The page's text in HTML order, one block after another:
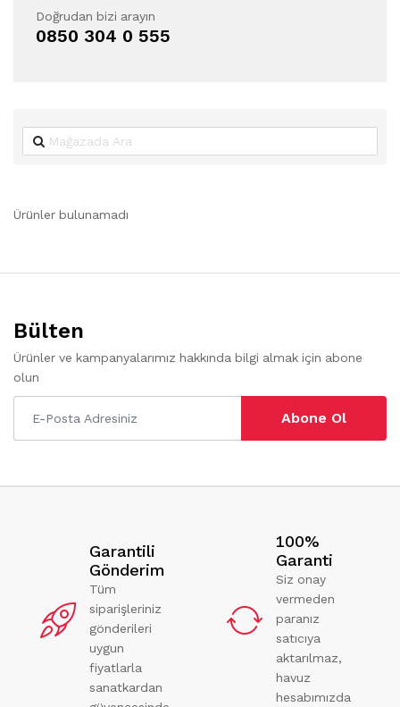
Doğrudan bizi arayın
0850 304 0 555
Ürünler bulunamadı
Bülten
Ürünler ve kampanyalarımız hakkında bilgi almak için abone
olun
Abone Ol
Garantili
Gönderim
Tüm
siparişleriniz
gönderileri
uygun
fiyatlarla
sanatkardan
100%
Garanti
Siz onay
vermeden
paranız
satıcıya
aktarılmaz,
havuz
hesabımızda